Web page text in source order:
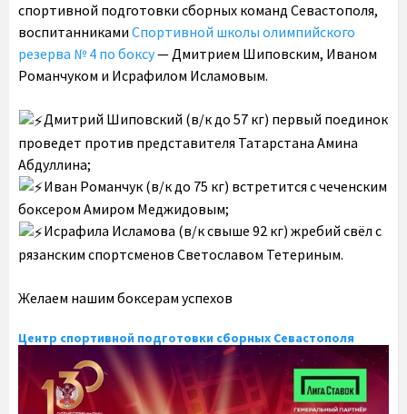
спортивной подготовки сборных команд Севастополя,
воспитанниками Спортивной школы олимпийского
резерва № 4 по боксу— Дмитрием Шиповским, Иваном
Романчуком и Исрафилом Исламовым.
️Дмитрий Шиповский (в/к до 57 кг) первый поединок
проведет против представителя Татарстана Амина
Абдуллина;
️Иван Романчук (в/к до 75 кг) встретится с чеченским
боксером Амиром Меджидовым;
️Исрафила Исламова (в/к свыше 92 кг) жребий свёл с
рязанским спортсменов Светославом Тетериным.
Желаем нашим боксерам успехов
Центр спортивной подготовки сборных Севастополя